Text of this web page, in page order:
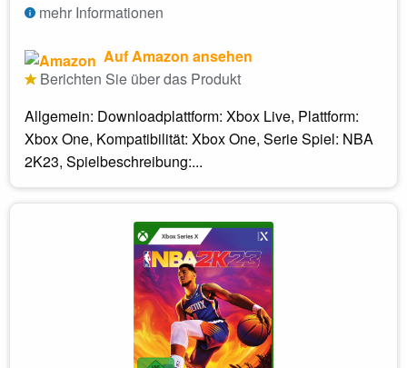
mehr Informationen
Auf Amazon ansehen
Berichten Sie über das Produkt
Allgemein: Downloadplattform: Xbox Live, Plattform:
Xbox One, Kompatibilität: Xbox One, Serie Spiel: NBA
2K23, Spielbeschreibung:...